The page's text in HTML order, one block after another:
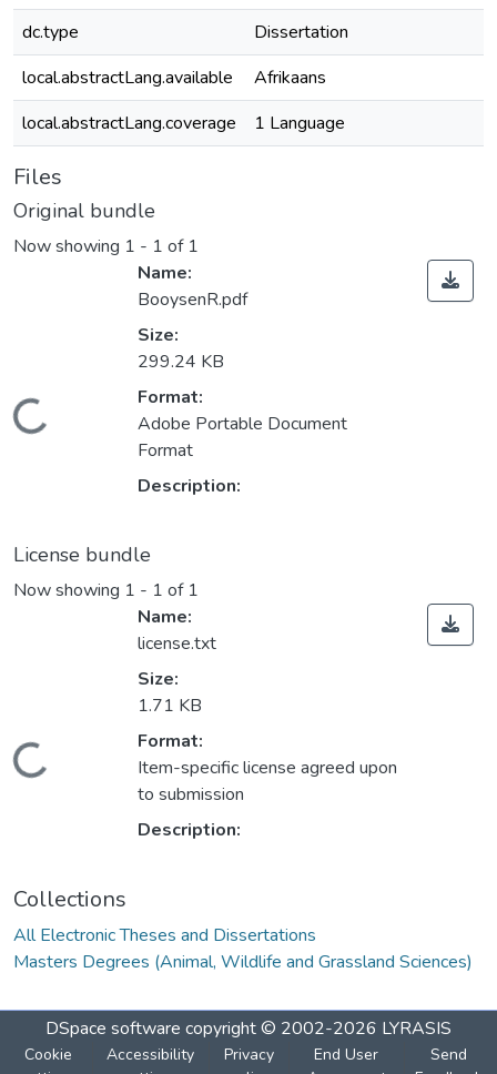
dc.type
Dissertation
local.abstractLang.available
Afrikaans
local.abstractLang.coverage
1 Language
Files
Original bundle
Now showing 1 - 1 of 1
Name:
BooysenR.pdf
Size:
299.24 KB
Format:
Adobe Portable Document
Format
Description:
License bundle
Now showing 1 - 1 of 1
Name:
license.txt
Size:
1.71 KB
Format:
Item-specific license agreed upon
to submission
Description:
Collections
All Electronic Theses and Dissertations
Masters Degrees (Animal, Wildlife and Grassland Sciences)
DSpace software copyright © 2002-2026 LYRASIS
Cookie
Accessibility
Privacy
End User
Send